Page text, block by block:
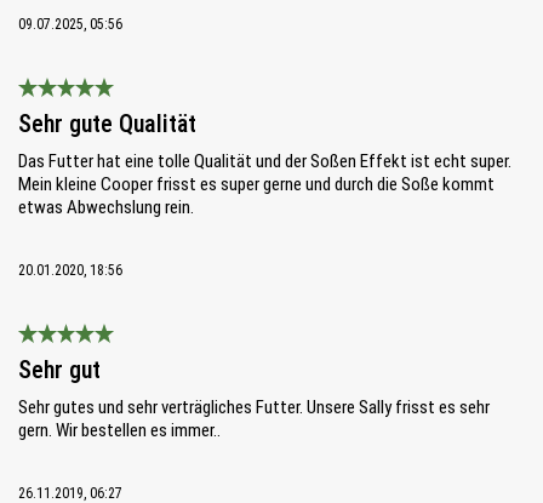
09.07.2025, 05:56
Bewertung mit 5 von 5 Sternen
Sehr gute Qualität
Das Futter hat eine tolle Qualität und der Soßen Effekt ist echt super.
Mein kleine Cooper frisst es super gerne und durch die Soße kommt
etwas Abwechslung rein.
20.01.2020, 18:56
Bewertung mit 5 von 5 Sternen
Sehr gut
Sehr gutes und sehr verträgliches Futter. Unsere Sally frisst es sehr
gern. Wir bestellen es immer..
26.11.2019, 06:27